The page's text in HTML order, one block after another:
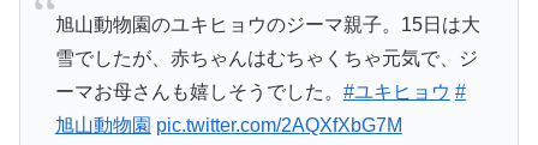
旭山動物園のユキヒョウのジーマ親子。15日は大
雪でしたが、赤ちゃんはむちゃくちゃ元気で、ジ
ーマお母さんも嬉しそうでした。 #ユキヒョウ #
旭山動物園 pic.twitter.com/2AQXfXbG7M